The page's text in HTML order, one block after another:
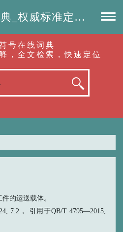
标准化术语符号词典_权威标准定义_专业词汇查询-认准啦（RenZhunLa.com）
号在线词典
，全文检索，快速定位
的运送载体。
7.2， 引用于QB/T 4795—2015,